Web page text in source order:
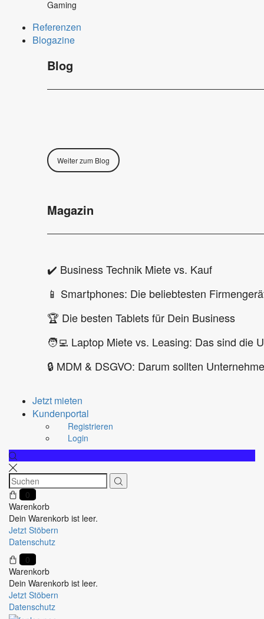
Gaming
Referenzen
Blogazine
Blog
Weiter zum Blog
Magazin
✔️ Business Technik Miete vs. Kauf
📱 Smartphones: Die beliebtesten
🏆 Die besten Tablets für Dein Business
🧑‍💻 Laptop Miete vs. Leasing: Das sind die
🔒 MDM & DSGVO: Darum sollten
Jetzt mieten
Kundenportal
Registrieren
Login
0
Warenkorb
Dein Warenkorb ist leer.
Jetzt Stöbern
Datenschutz
0
Warenkorb
Dein Warenkorb ist leer.
Jetzt Stöbern
Datenschutz